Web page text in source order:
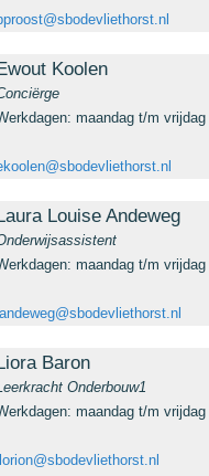
Ewout Koolen
maandag t/m vrijdag
Laura Louise Andeweg
maandag t/m vrijdag
landeweg@sbodevliethorst.nl
Liora Baron
Onderbouw1
maandag t/m vrijdag
llorion@sbodevliethorst.nl